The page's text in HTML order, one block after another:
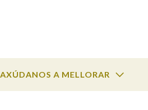
AXÚDANOS A MELLORAR